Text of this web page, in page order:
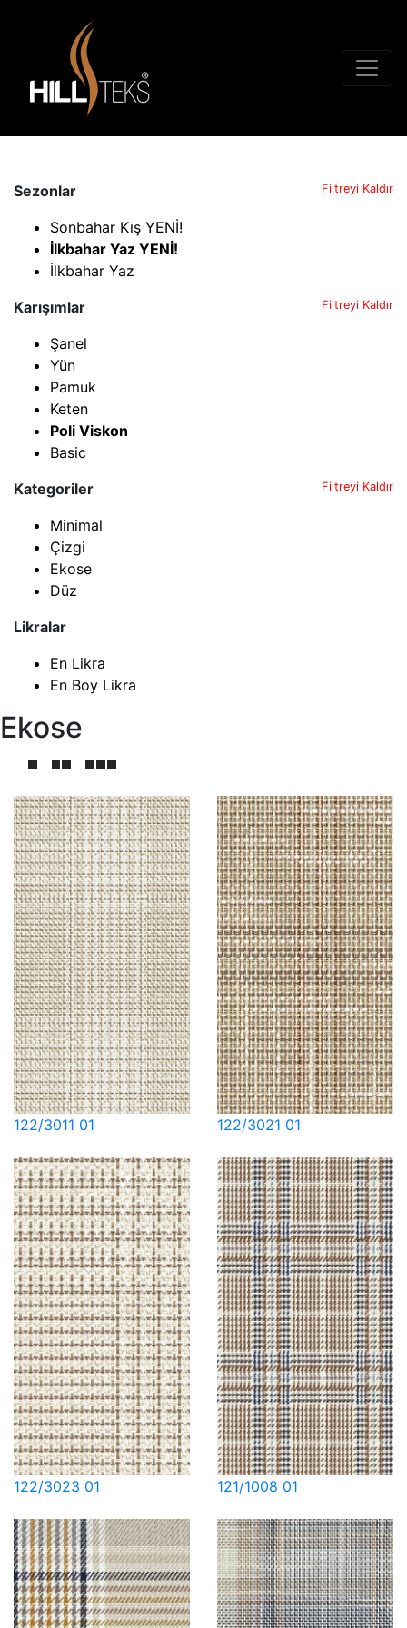
Sezonlar Filtreyi Kaldır
Sonbahar Kış YENİ!
İlkbahar Yaz YENİ!
İlkbahar Yaz
Karışımlar
Filtreyi Kaldır
Şanel
Yün
Pamuk
Keten
Poli Viskon
Basic
Kategoriler
Filtreyi Kaldır
Minimal
Çizgi
Ekose
Düz
Likralar
En Likra
En Boy Likra
Ekose
122/3011 01 122/3021 01
122/3023 01 121/1008 01